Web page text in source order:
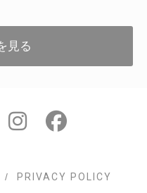
見る
PRIVACY POLICY